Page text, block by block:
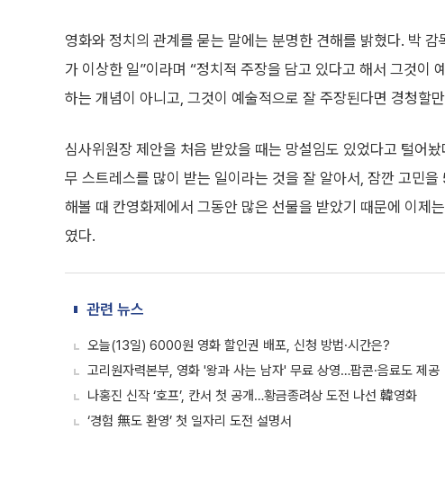
영화와 정치의 관계를 묻는 말에는 분명한 견해를 밝혔다. 박
가 이상한 일”이라며 “정치적 주장을 담고 있다고 해서 그것이
하는 개념이 아니고, 그것이 예술적으로 잘 주장된다면 경청할
심사위원장 제안을 처음 받았을 때는 망설임도 있었다고 털어
무 스트레스를 많이 받는 일이라는 것을 잘 알아서, 잠깐 고민
해볼 때 칸영화제에서 그동안 많은 선물을 받았기 때문에 이제
였다.
관련 뉴스
오늘(13일) 6000원 영화 할인권 배포, 신청 방법·시간은?
고리원자력본부, 영화 '왕과 사는 남자' 무료 상영…팝콘·음료도 제공
나홍진 신작 ‘호프’, 칸서 첫 공개…황금종려상 도전 나선 韓영화
‘경험 無도 환영’ 첫 일자리 도전 설명서